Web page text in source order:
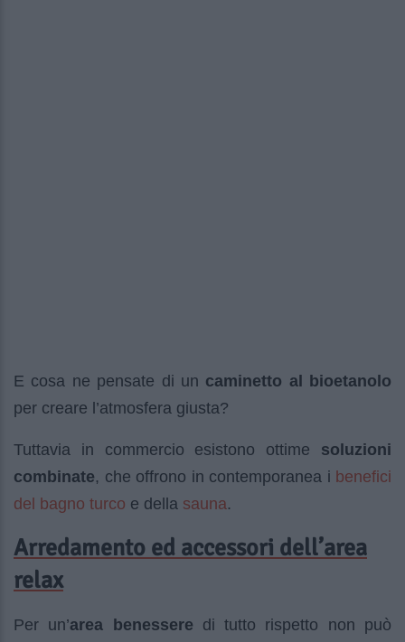
E cosa ne pensate di un caminetto al bioetanolo
per creare l’atmosfera giusta?
Tuttavia in commercio esistono ottime soluzioni
combinate, che offrono in contemporanea i benefici
del bagno turco e della sauna.
Arredamento ed accessori dell’area
relax
Per un’area benessere di tutto rispetto non può